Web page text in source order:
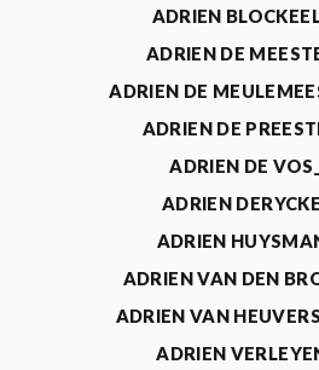
ADRIEN
ADRIEN DE
ADRIEN DE
ADRIEN DE
ADRIEN DE
ADRIEN
ADRIEN
ADRIEN VAN DEN
ADRIEN VAN
ADRIEN